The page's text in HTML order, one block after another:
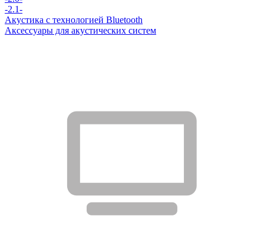
-2.1-
Акустика с технологией Bluetooth
Аксессуары для акустических систем